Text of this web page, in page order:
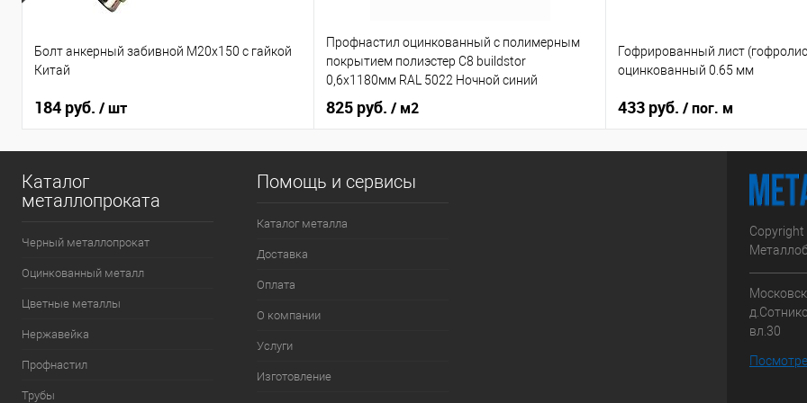
Болт анкерный забивной М20х150 с гайкой
Китай
184 руб. / шт
Профнастил оцинкованный с полимерным
покрытием полиэстер С8 buildstor
0,6х1180мм RAL 5022 Ночной синий
825 руб. / м2
Гофрированный лист
оцинкованный 0.65 мм
433 руб. / пог. м
Каталог
металлопроката
Черный металлопрокат
Оцинкованный металл
Цветные металлы
Нержавейка
Профнастил
Трубы
Помощь и сервисы
Каталог металла
Доставка
Оплата
О компании
Услуги
Изготовление
вл.30